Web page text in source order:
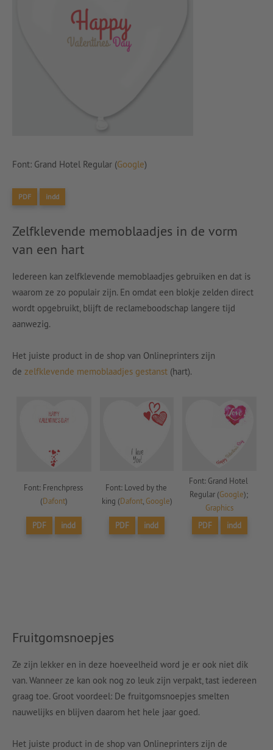
Font: Grand Hotel Regular (Google)
PDF indd
Zelfklevende memoblaadjes in de vorm
van een hart
Iedereen kan zelfklevende memoblaadjes gebruiken en dat is
waarom ze zo populair zijn. En omdat een blokje zelden direct
wordt opgebruikt, blijft de reclameboodschap langere tijd
aanwezig.
Het juiste product in de shop van Onlineprinters zijn
de zelfklevende memoblaadjes gestanst (hart).
Font: Frenchpress
(Dafont)
Font: Loved by the
king (Dafont, Google)
Font: Grand Hotel
Regular (Google );
Graphics
PDF
indd PDF indd PDF indd
Fruitgomsnoepjes
Ze zijn lekker en in deze hoeveelheid word je er ook niet dik
van. Wanneer ze kan ook nog zo leuk zijn verpakt, tast iedereen
graag toe. Groot voordeel: De fruitgomsnoepjes smelten
nauwelijks en blijven daarom het hele jaar goed.
Het juiste product in de shop van Onlineprinters zijn de